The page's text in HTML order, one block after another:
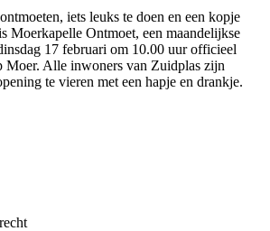
iets leuks te doen en een kopje
Moerkapelle Ontmoet, een maandelijkse
17 februari om 10.00 uur officieel
Moer. Alle inwoners van Zuidplas zijn
te vieren met een hapje en drankje.